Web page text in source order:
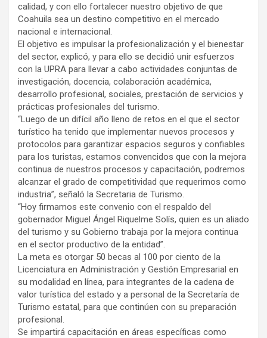
calidad, y con ello fortalecer nuestro objetivo de que
Coahuila sea un destino competitivo en el mercado
nacional e internacional.
El objetivo es impulsar la profesionalización y el bienestar
del sector, explicó, y para ello se decidió unir esfuerzos
con la UPRA para llevar a cabo actividades conjuntas de
investigación, docencia, colaboración académica,
desarrollo profesional, sociales, prestación de servicios y
prácticas profesionales del turismo.
“Luego de un difícil año lleno de retos en el que el sector
turístico ha tenido que implementar nuevos procesos y
protocolos para garantizar espacios seguros y confiables
para los turistas, estamos convencidos que con la mejora
continua de nuestros procesos y capacitación, podremos
alcanzar el grado de competitividad que requerimos como
industria”, señaló la Secretaria de Turismo.
“Hoy firmamos este convenio con el respaldo del
gobernador Miguel Ángel Riquelme Solís, quien es un aliado
del turismo y su Gobierno trabaja por la mejora continua
en el sector productivo de la entidad”.
La meta es otorgar 50 becas al 100 por ciento de la
Licenciatura en Administración y Gestión Empresarial en
su modalidad en línea, para integrantes de la cadena de
valor turística del estado y a personal de la Secretaría de
Turismo estatal, para que continúen con su preparación
profesional.
Se impartirá capacitación en áreas específicas como